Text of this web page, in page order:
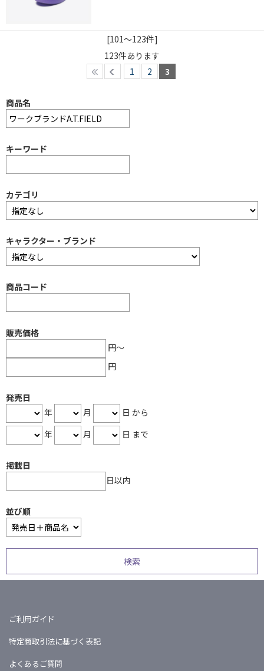
[101～123件]
123件あります
1
2 3
商品名
キーワード
カテゴリ
商品コード
販売価格
円～
円
発売日
年
月
日 から
年
月 日 まで
掲載日
日以内
並び順
ご利用ガイド
特定商取引法に基づく表記
よくあるご質問